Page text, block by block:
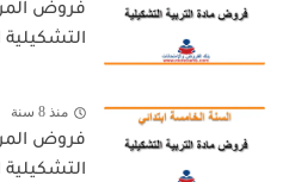
فروض
التشكيلية
منذ 8 سنة
فروض
التشكيلية